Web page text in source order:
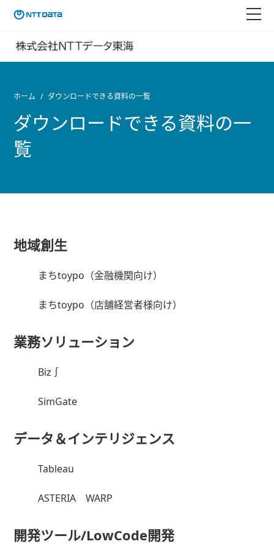
ホーム ダウンロードできる資料の一覧
ダウンロードできる資料の一
覧
地域創生
まちtoypo（金融機関向け）
まちtoypo（店舗経営者様向け）
業務ソリューション
Biz∫
SimGate
データ＆インテリジェンス
Tableau
ASTERIA WARP
開発ツール/LowCode開発